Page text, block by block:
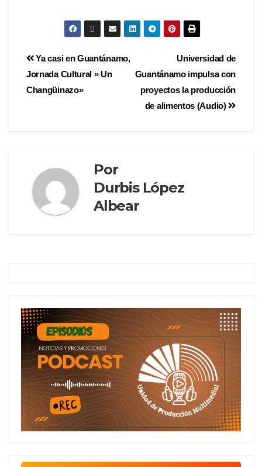
Universidad de
Guantánamo impulsa con
proyectos la producción
de alimentos (Audio)
Ya casi en Guantánamo,
Jornada Cultural » Un
Changüinazo»
Por
Durbis López
Albear